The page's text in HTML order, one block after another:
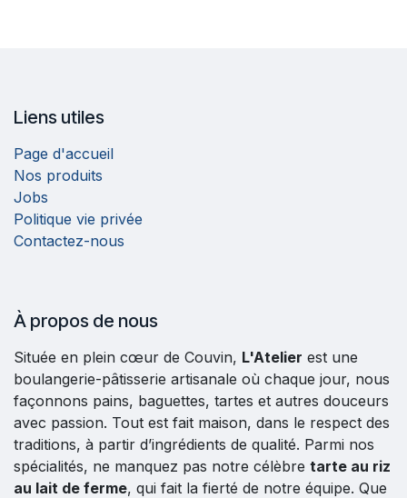
Liens utiles
Page d'accueil
Nos produits
Jobs
Politique vie privée
Contactez-nous
À propos de nous
Située en plein cœur de Couvin, L'Atelier est une
boulangerie-pâtisserie artisanale où chaque jour, nous
façonnons pains, baguettes, tartes et autres douceurs
avec passion. Tout est fait maison, dans le respect des
traditions, à partir d’ingrédients de qualité. Parmi nos
spécialités, ne manquez pas notre célèbre tarte au riz
au lait de ferme, qui fait la fierté de notre équipe. Que